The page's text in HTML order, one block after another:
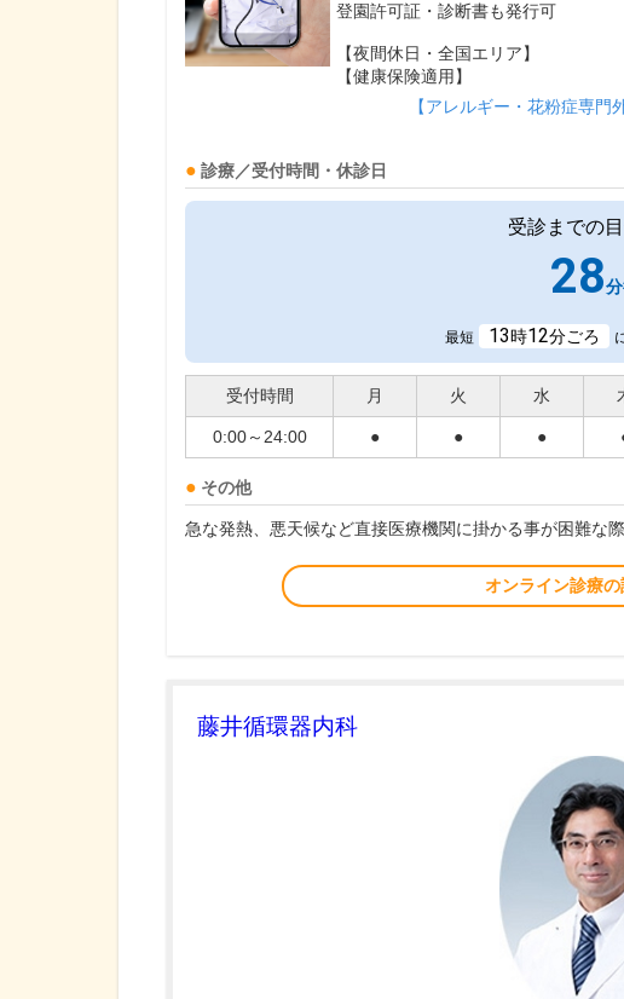
登園許可証・診断書も発行可
【夜間休日・全国エリア】
【健康保険適用】
【アレルギー・花粉症専門
診療／受付時間・休診日
受診までの
28
最短 13時12分ごろ
受付時間 月 火 水
0:00～24:00 ● ● ●
その他
急な発熱、悪天候など直接医療機関に掛かる事が困難な
オンライン診療
藤井循環器内科